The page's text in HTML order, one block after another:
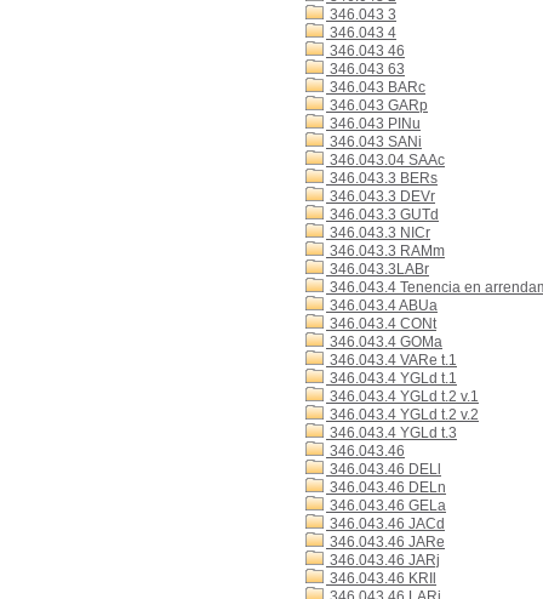
346.043 3
346.043 4
346.043 46
346.043 63
346.043 BARc
346.043 GARp
346.043 PINu
346.043 SANi
346.043.04 SAAc
346.043.3 BERs
346.043.3 DEVr
346.043.3 GUTd
346.043.3 NICr
346.043.3 RAMm
346.043.3LABr
346.043.4 Tenencia en
346.043.4 ABUa
346.043.4 CONt
346.043.4 GOMa
346.043.4 VARe t.1
346.043.4 YGLd t.1
346.043.4 YGLd t.2 v.1
346.043.4 YGLd t.2 v.2
346.043.4 YGLd t.3
346.043.46
346.043.46 DELl
346.043.46 DELn
346.043.46 GELa
346.043.46 JACd
346.043.46 JARe
346.043.46 JARj
346.043.46 KRIl